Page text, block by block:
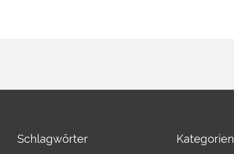
Schlagwörter Kategorien